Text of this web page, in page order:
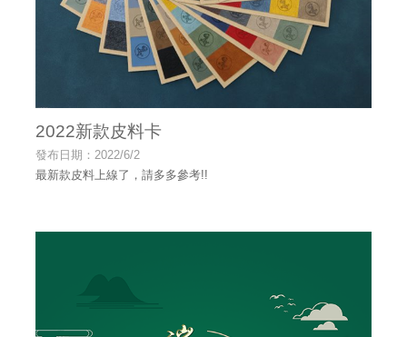
2022新款皮料卡
發布日期：2022/6/2
最新款皮料上線了，請多多參考!!